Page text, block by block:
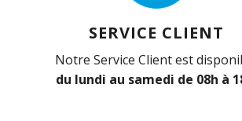
SERVICE CLIENT
Notre Service Client est
du lundi au samedi de 08h à